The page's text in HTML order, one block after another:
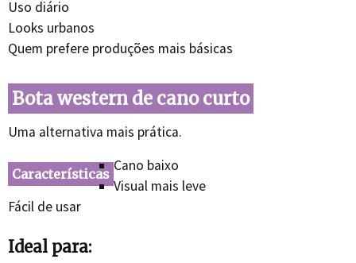
Uso diário
Looks urbanos
Quem prefere produções mais básicas
Bota western de cano curto
Uma alternativa mais prática.
Características Cano baixo
Visual mais leve
Fácil de usar
Ideal para: